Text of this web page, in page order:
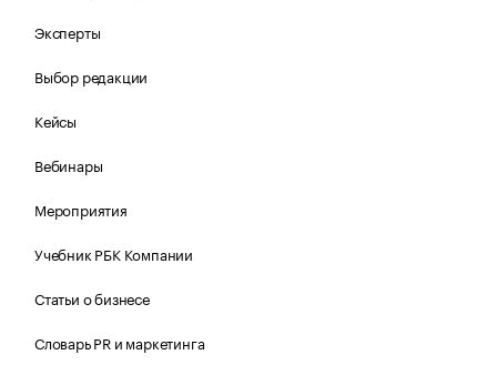
Эксперты
Выбор редакции
Кейсы
Вебинары
Мероприятия
Учебник РБК Компании
Статьи о бизнесе
Словарь PR и маркетинга